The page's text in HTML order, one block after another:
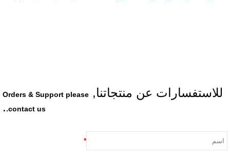
عن منتجاتنا,Orders & Support please
contact us.
.